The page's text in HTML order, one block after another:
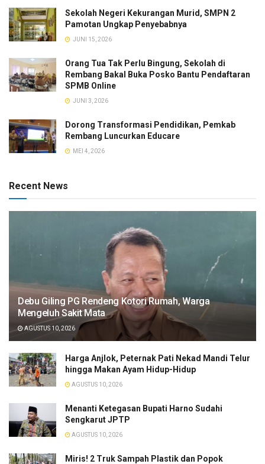
Sekolah Negeri Kekurangan Murid, SMPN 2
Pamotan Ungkap Penyebabnya
JUNI 15, 2026
Orang Tua Tak Perlu Bingung, Sekolah di
Rembang Bakal Buka Posko Bantu Pendaftaran
SPMB Online
JUNI 3, 2026
Dorong Transformasi Pendidikan, Pemkab
Rembang Luncurkan Educare
MEI 4, 2026
Recent News
​Debu Giling PG Rendeng Kotori Rumah, Warga
Mengeluh Sakit Mata
AGUSTUS 10, 2026
Harga Anjlok, Peternak Pati Nekad Mandi Telur
hingga Makan Ayam Hidup-Hidup
AGUSTUS 10, 2026
Menanti Ketegasan Bupati Harno Sudahi
Sengkarut JPTP
AGUSTUS 10, 2026
​Miris! 2 Truk Sampah Plastik dan Popok